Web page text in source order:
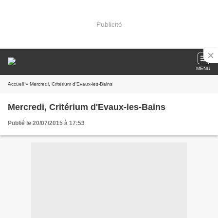
Publicité
MENU
Accueil » Mercredi, Critérium d'Evaux-les-Bains
Mercredi, Critérium d'Evaux-les-Bains
Publié le 20/07/2015 à 17:53